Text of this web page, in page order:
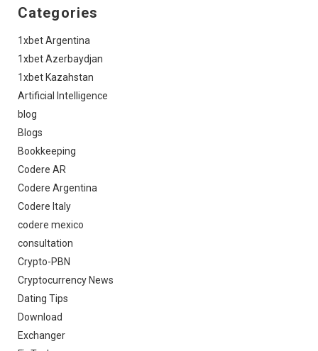
Categories
1xbet Argentina
1xbet Azerbaydjan
1xbet Kazahstan
Artificial Intelligence
blog
Blogs
Bookkeeping
Codere AR
Codere Argentina
Codere Italy
codere mexico
consultation
Crypto-PBN
Cryptocurrency News
Dating Tips
Download
Exchanger